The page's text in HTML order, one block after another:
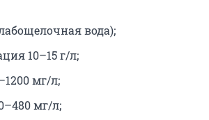
вода);
10–15 г/л;
мг/л;
мг/л;